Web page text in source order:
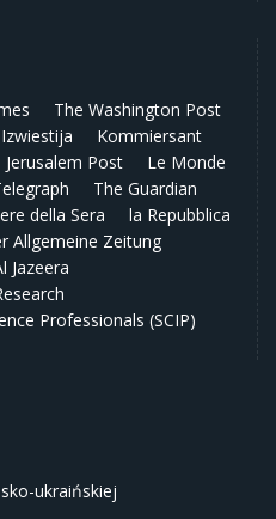
The Washington Post
Izwiestija
Kommiersant
Jerusalem Post
Le Monde
The Guardian
della Sera
la Repubblica
Allgemeine Zeitung
Jazeera
Professionals (SCIP)
ukraińskiej